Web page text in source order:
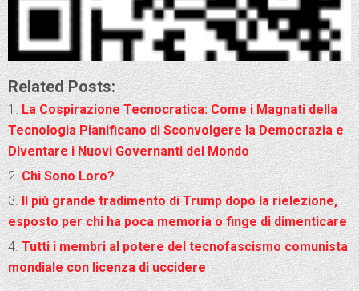
Related Posts:
La Cospirazione Tecnocratica: Come i Magnati della
Tecnologia Pianificano di Sconvolgere la Democrazia e
Diventare i Nuovi Governanti del Mondo
Chi Sono Loro?
Il più grande tradimento di Trump dopo la rielezione,
esposto per chi ha poca memoria o finge di dimenticare
Tutti i membri al potere del tecnofascismo comunista
mondiale con licenza di uccidere